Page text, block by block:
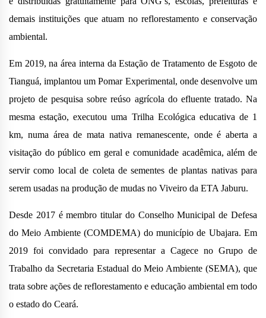
demais instituições que atuam no reflorestamento e conservação
ambiental.
Em 2019, na área interna da Estação de Tratamento de Esgoto de
Tianguá, implantou um Pomar Experimental, onde desenvolve um
projeto de pesquisa sobre reúso agrícola do efluente tratado. Na
mesma estação, executou uma Trilha Ecológica educativa de 1
km, numa área de mata nativa remanescente, onde é aberta a
visitação do público em geral e comunidade acadêmica, além de
servir como local de coleta de sementes de plantas nativas para
serem usadas na produção de mudas no Viveiro da ETA Jaburu.
Desde 2017 é membro titular do Conselho Municipal de Defesa
do Meio Ambiente (COMDEMA) do município de Ubajara. Em
2019 foi convidado para representar a Cagece no Grupo de
Trabalho da Secretaria Estadual do Meio Ambiente (SEMA), que
trata sobre ações de reflorestamento e educação ambiental em todo
o estado do Ceará.